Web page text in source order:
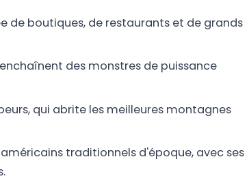
de boutiques, de restaurants et de grands
des monstres de puissance
qui abrite les meilleures montagnes
traditionnels d'époque, avec ses